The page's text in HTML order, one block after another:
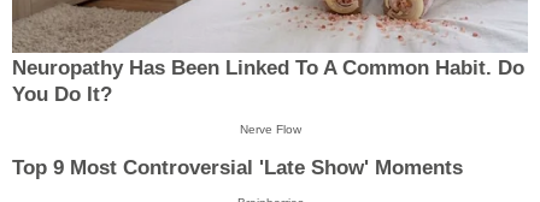
Neuropathy Has Been Linked To A Common Habit. Do
You Do It?
Nerve Flow
Top 9 Most Controversial 'Late Show' Moments